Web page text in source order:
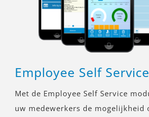
Employee Self Service
Met de Employee Self Service
uw medewerkers de mogelijkheid